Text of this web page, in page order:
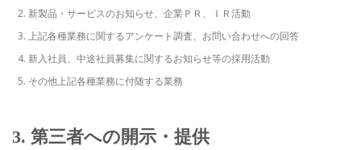
新製品・サービスのお知らせ、企業ＰＲ、ＩＲ活動
上記各種業務に関するアンケート調査、お問い合わせへの回答
新入社員、中途社員募集に関するお知らせ等の採用活動
その他上記各種業務に付随する業務
3. 第三者への開示・提供